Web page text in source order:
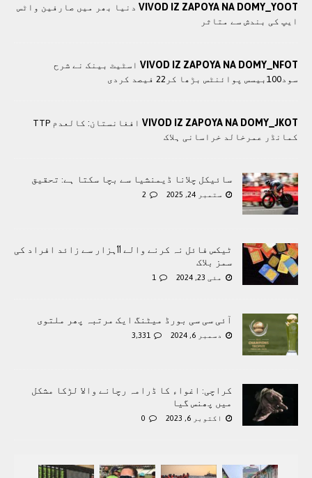
VIVOD IZ ZAPOYA NA DOMY_YOOT دنیا بھر میں صارفین واٹس
ایپ کی بندش سے متاثر
VIVOD IZ ZAPOYA NA DOMY_NFOT اسٹیٹ بینک نے شرح
سود100بیسس پوائنٹس بڑھا کر22 فیصد کردی
VIVOD IZ ZAPOYA NA DOMY_JKOT
افغانستان: کالعدم TTP
کمانڈر عمرخالد خراسانی ہلاک
سائیکل چلانا ڈیمنشیا سے بچا سکتا ہے: تحقیق
ستمبر 24, 2025 2
ٹیکس فائل نہ کرنے والے 11ہزار سے زائد افراد کی
سمز بلاک
مئی 23, 2024 1
آئی سی سی بورڈ میٹنگ ایک مرتبہ پھر ملتوی
دسمبر 6, 2024 3,331
کراچی: اغواء کا ڈرامہ رچانے والا لڑکا مشکل
میں پھنس گیا
اکتوبر 6, 2023 0